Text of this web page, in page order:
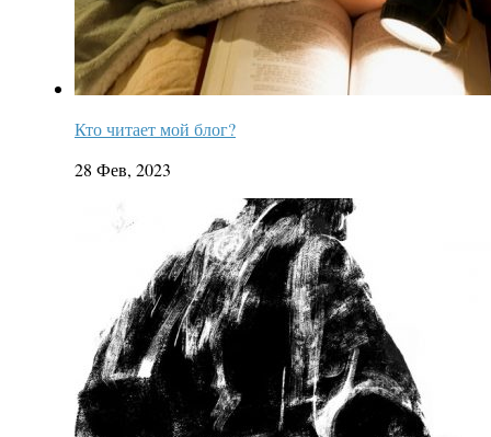
Кто читает мой блог?
28 Фев, 2023